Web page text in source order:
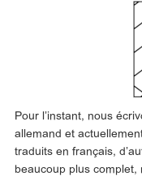
Pour l’instant, nous
allemand et
traduits en français,
beaucoup plus